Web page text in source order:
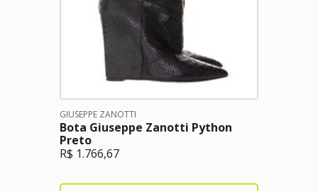
GIUSEPPE ZANOTTI
Bota Giuseppe Zanotti Python
Preto
R$ 1.766,67